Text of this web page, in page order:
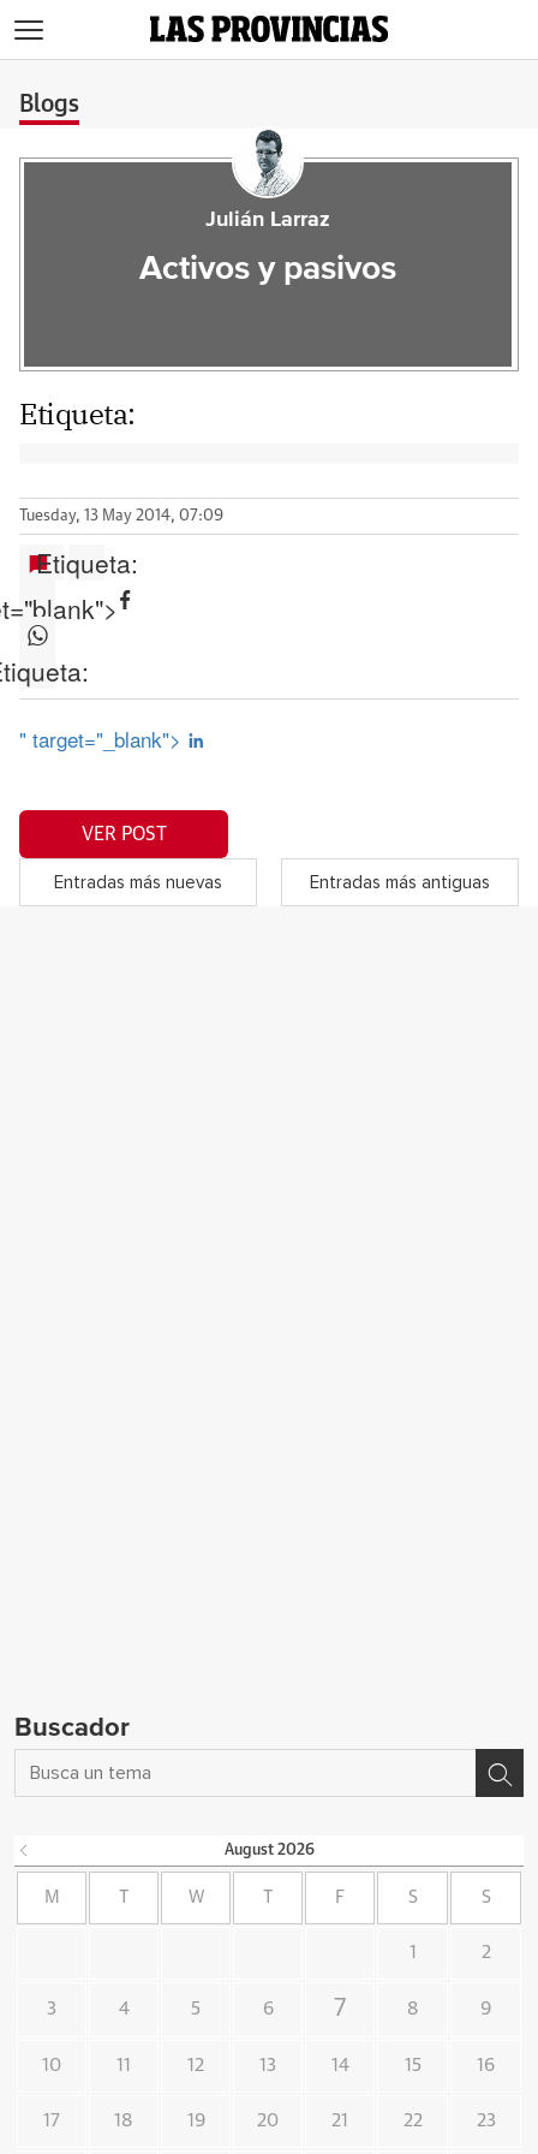
Blogs
Julián Larraz
Activos y pasivos
Etiqueta:
Tuesday, 13 May 2014, 07:09
Etiqueta:
" target="_blank">
VER POST
Entradas más nuevas Entradas más antiguas
Buscador
August 2026
M W F S S
1 2
3 4 5 6 7 8 9
10 11 12 13 14 15 16
17 18 19 20 21 22 23